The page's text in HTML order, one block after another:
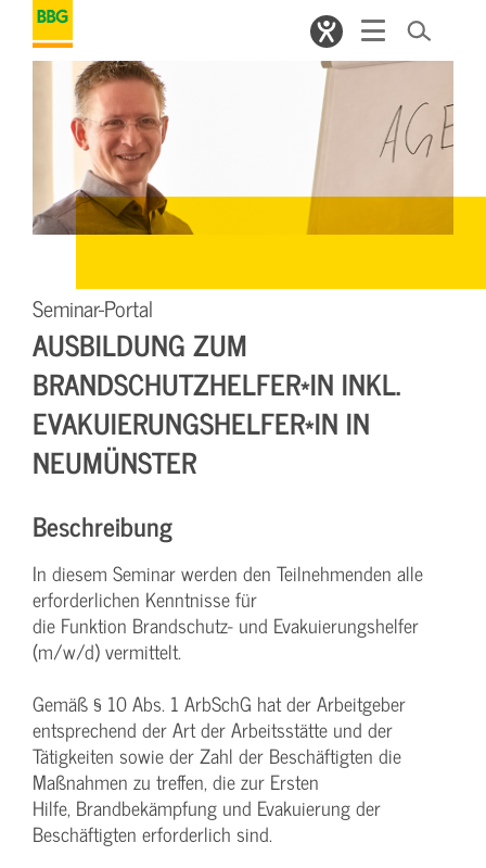
Seminar-Portal
AUSBILDUNG ZUM
BRANDSCHUTZHELFER*IN INKL.
EVAKUIERUNGSHELFER*IN IN
NEUMÜNSTER
Beschreibung
In diesem Seminar werden den Teilnehmenden alle
erforderlichen Kenntnisse für
die Funktion Brandschutz- und Evakuierungshelfer
(m/w/d) vermittelt.
Gemäß § 10 Abs. 1 ArbSchG hat der Arbeitgeber
entsprechend der Art der Arbeitsstätte und der
Tätigkeiten sowie der Zahl der Beschäftigten die
Maßnahmen zu treffen, die zur Ersten
Hilfe, Brandbekämpfung und Evakuierung der
Beschäftigten erforderlich sind.